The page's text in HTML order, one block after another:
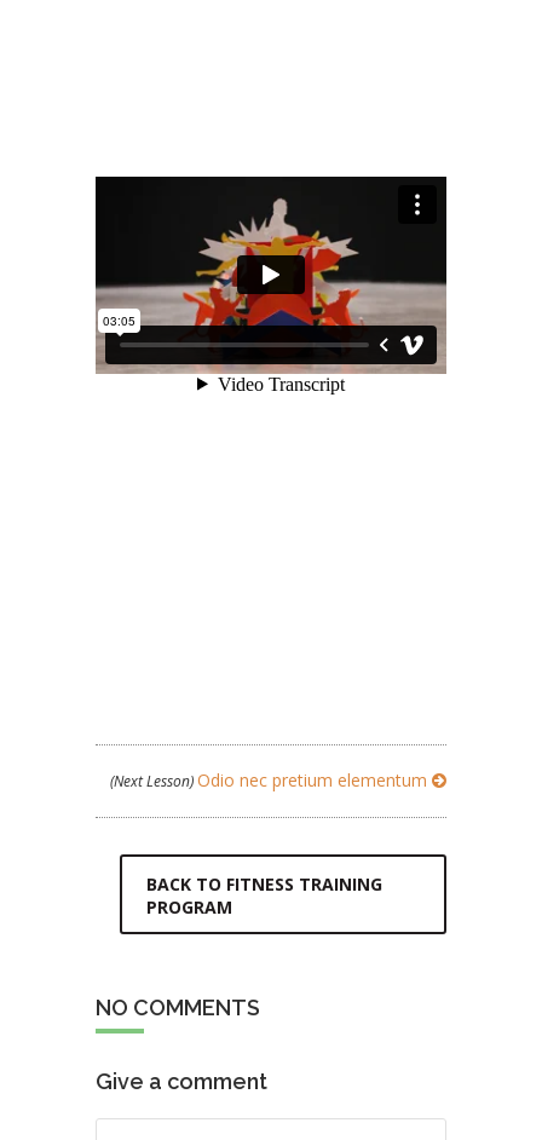
(Next Lesson)Odio nec pretium elementum
BACK TO FITNESS TRAINING
PROGRAM
NO COMMENTS
Give a comment